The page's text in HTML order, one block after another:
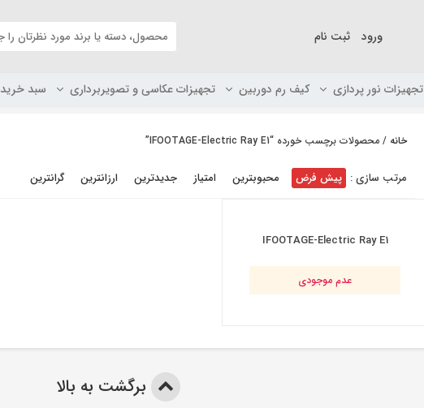
ورود ثبت نام
تجهیزات نور پردازی کیف رم دوربین تجهیزات عکاسی و تصویربرداری سبد خرید
خانه / محصولات برچسب خورده “IFOOTAGE-Electric Ray E1”
مرتب سازی : پیش فرض محبوبترین امتیاز جدیدترین ارزانترین گرانترین
IFOOTAGE-Electric Ray E1
عدم موجودی
برگشت به بالا